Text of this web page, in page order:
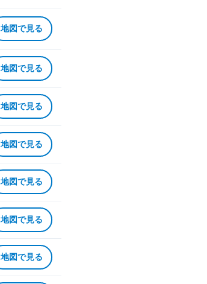
地図で見る
地図で見る
地図で見る
地図で見る
地図で見る
地図で見る
地図で見る